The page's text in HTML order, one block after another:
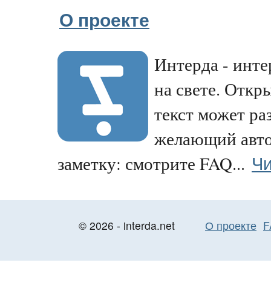
О проекте
Интерда -
на свете.
текст может
желающий
заметку: смотрите FAQ...
© 2026 - interda.net О проекте